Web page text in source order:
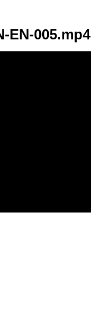
EN-005.mp4